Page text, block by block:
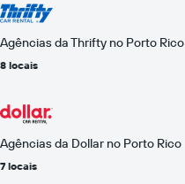
Agências da Thrifty no Porto Rico
8 locais
Agências da Dollar no Porto Rico
7 locais